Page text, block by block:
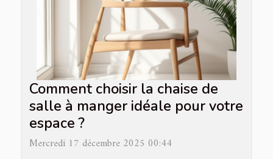
Comment choisir la chaise de
salle à manger idéale pour votre
espace ?
Mercredi 17 décembre 2025 00:44